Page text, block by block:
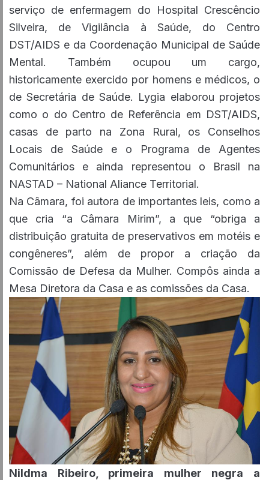
serviço de enfermagem do Hospital Crescêncio
Silveira, de Vigilância à Saúde, do Centro
DST/AIDS e da Coordenação Municipal de Saúde
Mental. Também ocupou um cargo,
historicamente exercido por homens e médicos, o
de Secretária de Saúde. Lygia elaborou projetos
como o do Centro de Referência em DST/AIDS,
casas de parto na Zona Rural, os Conselhos
Locais de Saúde e o Programa de Agentes
Comunitários e ainda representou o Brasil na
NASTAD – National Aliance Territorial.
Na Câmara, foi autora de importantes leis, como a
que cria “a Câmara Mirim”, a que “obriga a
distribuição gratuita de preservativos em motéis e
congêneres”, além de propor a criação da
Comissão de Defesa da Mulher. Compôs ainda a
Mesa Diretora da Casa e as comissões da Casa.
Nildma Ribeiro, primeira mulher negra a